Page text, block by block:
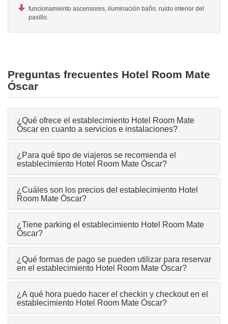
funcionamiento ascensores, iluminación baño, ruido interior del
pasillo.
Preguntas frecuentes Hotel Room Mate
Óscar
¿Qué ofrece el establecimiento Hotel Room Mate
Óscar en cuanto a servicios e instalaciones?
¿Para qué tipo de viajeros se recomienda el
establecimiento Hotel Room Mate Óscar?
¿Cuáles son los precios del establecimiento Hotel
Room Mate Óscar?
¿Tiene parking el establecimiento Hotel Room Mate
Óscar?
¿Qué formas de pago se pueden utilizar para reservar
en el establecimiento Hotel Room Mate Óscar?
¿A qué hora puedo hacer el checkin y checkout en el
establecimiento Hotel Room Mate Óscar?